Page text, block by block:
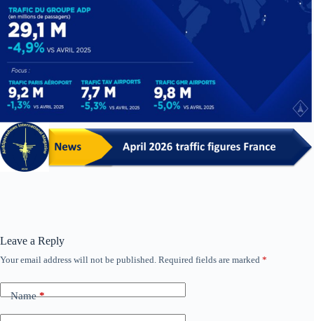
Leave a Reply
Your email address will not be published. Required fields are marked *
Name*